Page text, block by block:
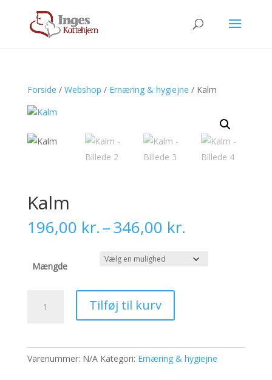
Forside / Webshop / Ernæring & hygiejne / Kalm
Kalm
196,00 kr.–346,00 kr.
til
346,00 kr.
Mængde
antal
Tilføj til kurv
Varenummer: N/A Kategori: Ernæring & hygiejne